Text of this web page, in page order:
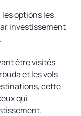
options les
investissement
être visités
et les vols
cette
qui